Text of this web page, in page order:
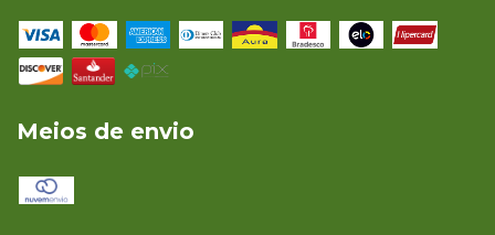
Meios de envio